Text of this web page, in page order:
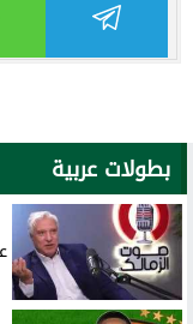
بطولات عربية